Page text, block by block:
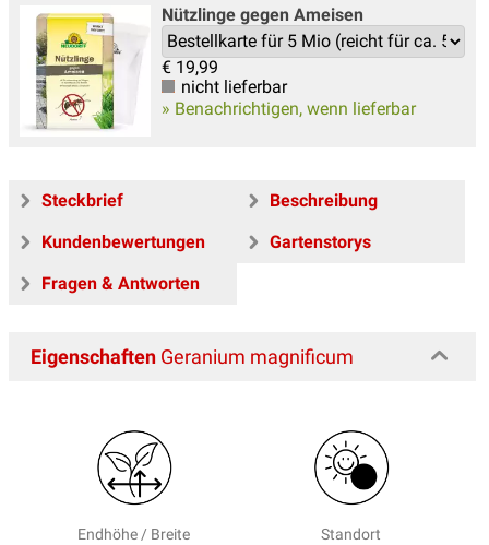
Nützlinge gegen Ameisen
€ 19,99
nicht lieferbar
» Benachrichtigen, wenn lieferbar
Steckbrief
Beschreibung
Kundenbewertungen
Gartenstorys
Fragen & Antworten
Eigenschaften Geranium magnificum
Endhöhe / Breite Standort